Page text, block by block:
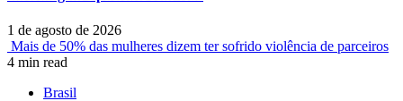
1 de agosto de 2026
Mais de 50% das mulheres dizem ter sofrido violência de parceiros
4 min read
Brasil